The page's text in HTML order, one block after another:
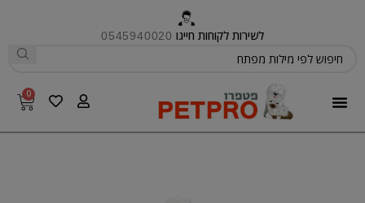
לשירות לקוחות חייגו 0545940020
0